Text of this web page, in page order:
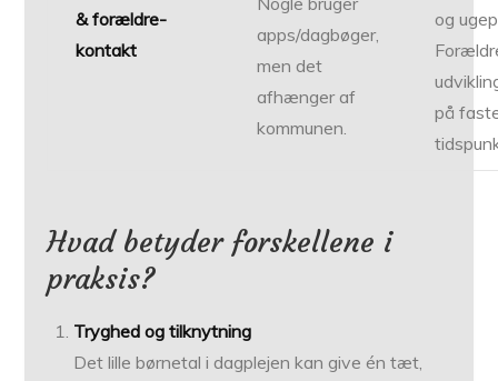
& forældre­
kontakt
apps/dagbøger,
men det
afhænger af
kommunen.
og
på
Hvad betyder forskellene i
praksis?
Tryghed og tilknytning
Det lille børnetal i dagplejen kan give én tæt,